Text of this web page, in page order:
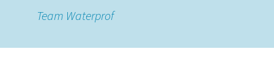
Team Waterprof